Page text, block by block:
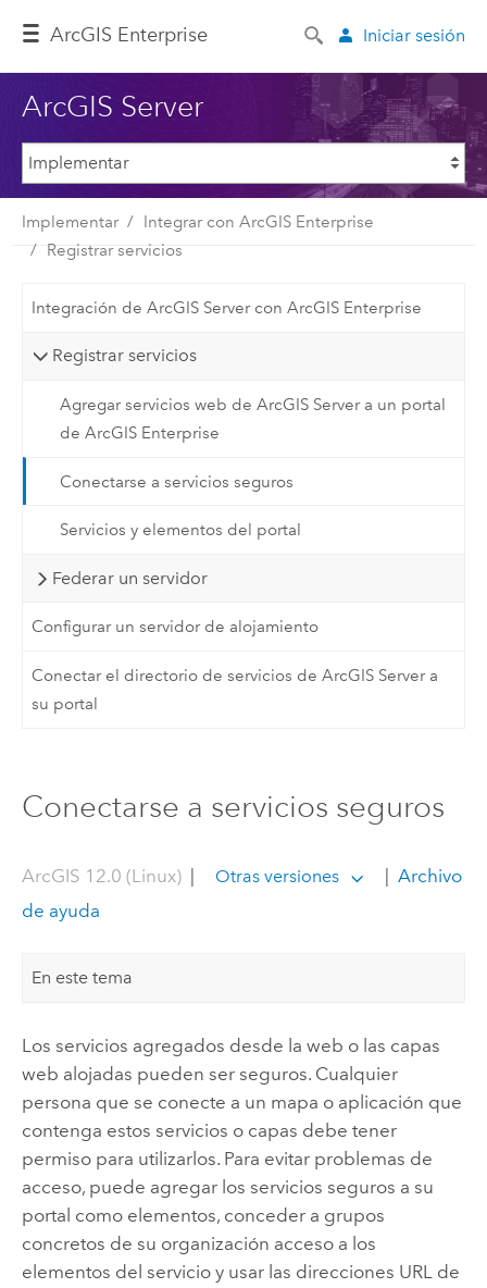
ArcGIS Enterprise Iniciar sesión
ArcGIS Server
Implementar
Integrar con ArcGIS Enterprise
Registrar servicios
Integración de ArcGIS Server con ArcGIS Enterprise
Registrar servicios
Agregar servicios web de ArcGIS Server a un portal
de ArcGIS Enterprise
Conectarse a servicios seguros
Servicios y elementos del portal
Federar un servidor
Configurar un servidor de alojamiento
Conectar el directorio de servicios de ArcGIS Server a
su portal
Conectarse a servicios seguros
ArcGIS 12.0 (Linux)| Otras versiones | Archivo
de ayuda
En este tema
Los servicios agregados desde la web o las capas
web alojadas pueden ser seguros. Cualquier
persona que se conecte a un mapa o aplicación que
contenga estos servicios o capas debe tener
permiso para utilizarlos. Para evitar problemas de
acceso, puede agregar los servicios seguros a su
portal como elementos, conceder a grupos
concretos de su organización acceso a los
elementos del servicio y usar las direcciones URL de